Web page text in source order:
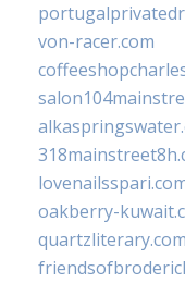
von-racer.com
oakberry-
quartzliterary.com